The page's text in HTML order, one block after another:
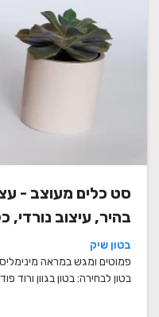
סט כלים מעוצב -
בהיר, עיצוב נורדי,
מעוצבים, עציצי
מבטון, מתנה לבית
בטון שיק
פמוטים ומגש במראה
בטון לבחירה: בטון בגוון ורוד